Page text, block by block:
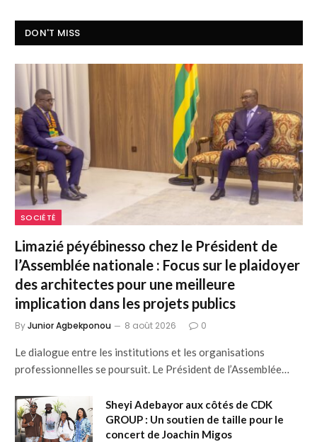
DON'T MISS
SOCIÉTÉ
Limazié péyébinesso chez le Président de
l’Assemblée nationale : Focus sur le plaidoyer
des architectes pour une meilleure
implication dans les projets publics
ByJunior Agbekponou 8 août 2026 0
Le dialogue entre les institutions et les organisations
professionnelles se poursuit. Le Président de l’Assemblée…
Sheyi Adebayor aux côtés de CDK
GROUP : Un soutien de taille pour le
concert de Joachin Migos